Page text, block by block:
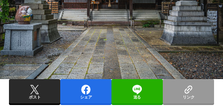
ポスト シェア 送る リンク